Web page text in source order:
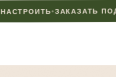
•ЗАКАЗАТЬ ПОД СЕБЯ•